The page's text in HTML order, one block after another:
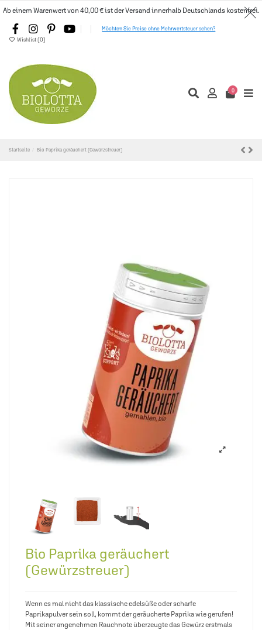
Ab einem Warenwert von 40,00 € ist der Versand innerhalb Deutschlands kostenfrei.
Möchten Sie Preise ohne Mehrwertsteuer sehen?
Wishlist (0)
0
Startseite Bio Paprika geräuchert (Gewürzstreuer)
Bio Paprika geräuchert
(Gewürzstreuer)
Wenn es mal nicht das klassische edelsüße oder scharfe
Paprikapulver sein soll, kommt der geräucherte Paprika wie gerufen!
Mit seiner angenehmen Rauchnote überzeugte das Gewürz erstmals